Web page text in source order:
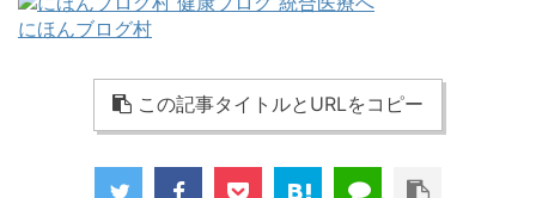
にほんブログ村
この記事タイトルとURLをコピー